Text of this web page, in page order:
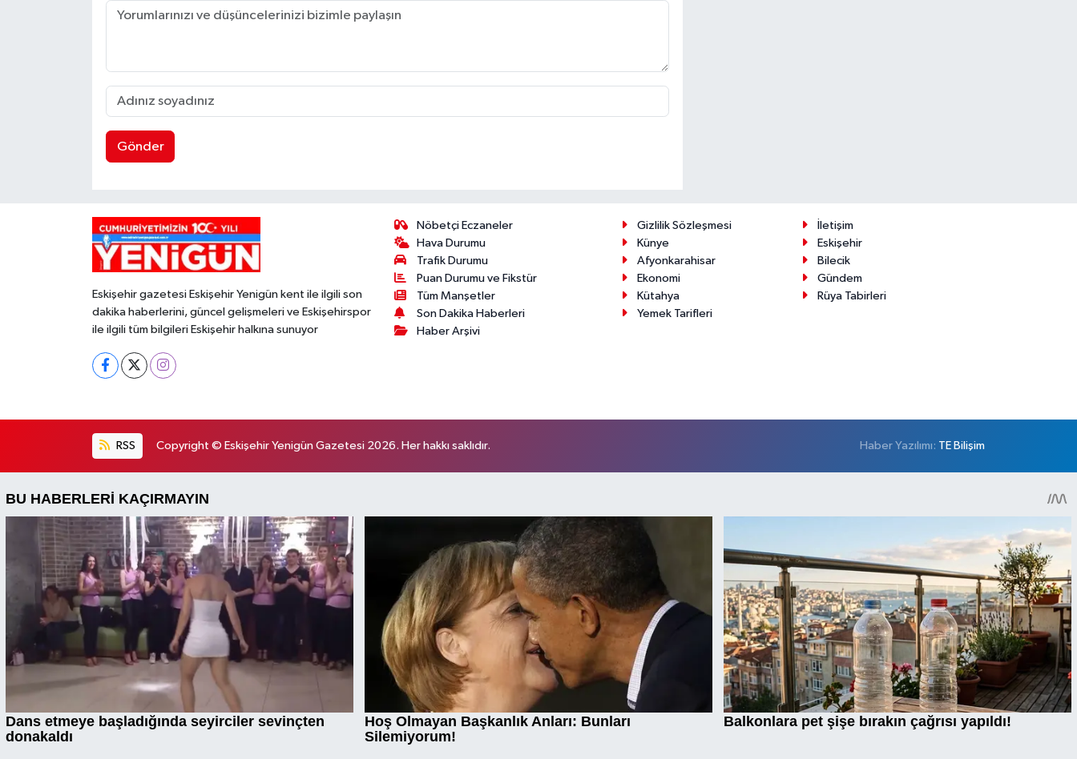
Gönder
Eskişehir gazetesi Eskişehir Yenigün kent ile ilgili son
dakika haberlerini, güncel gelişmeleri ve Eskişehirspor
ile ilgili tüm bilgileri Eskişehir halkına sunuyor
Nöbetçi Eczaneler
Hava Durumu
Trafik Durumu
Puan Durumu ve Fikstür
Tüm Manşetler
Son Dakika Haberleri
Haber Arşivi
Gizlilik Sözleşmesi
İletişim
Künye
Eskişehir
Afyonkarahisar
Bilecik
Ekonomi
Gündem
Kütahya
Rüya Tabirleri
Yemek Tarifleri
RSS Copyright © Eskişehir Yenigün Gazetesi 2026. Her hakkı saklıdır. Haber Yazılımı: TE Bilişim